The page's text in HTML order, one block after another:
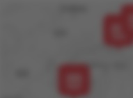
Selbská 2723,
Cínovec
Zinnwald
1,415 01